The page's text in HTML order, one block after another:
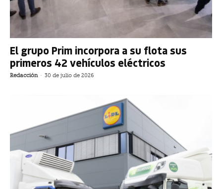
El grupo Prim incorpora a su flota sus
primeros 42 vehículos eléctricos
Redacción - 30 de julio de 2026